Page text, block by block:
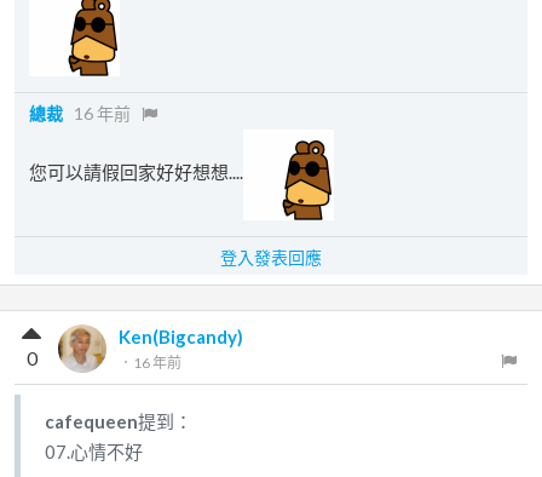
總裁 16 年前
您可以請假回家好好想想....
登入發表回應
Ken(Bigcandy)
． 16 年前
0
cafequeen提到：
07.心情不好